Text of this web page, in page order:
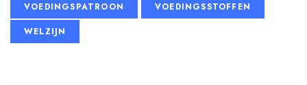
VOEDINGSPATROON
VOEDINGSSTOFFEN
WELZIJN